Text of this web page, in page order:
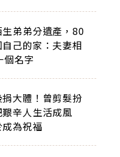
弟弟分遺產，80
己的家：夫妻相
個名字
大體！曾剪髮扮
辛人生活成風
為祝福